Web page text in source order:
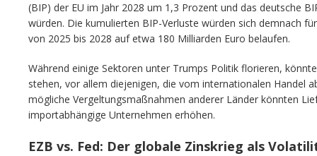
(BIP) der EU im Jahr 2028 um 1,3 Prozent und das deutsche
würden. Die kumulierten BIP-Verluste würden sich demnach
von 2025 bis 2028 auf etwa 180 Milliarden Euro belaufen.
Während einige Sektoren unter Trumps Politik florieren,
stehen, vor allem diejenigen, die vom internationalen Handel
mögliche Vergeltungsmaßnahmen anderer Länder könnten
importabhängige Unternehmen erhöhen.
EZB vs. Fed: Der globale Zinskrieg als